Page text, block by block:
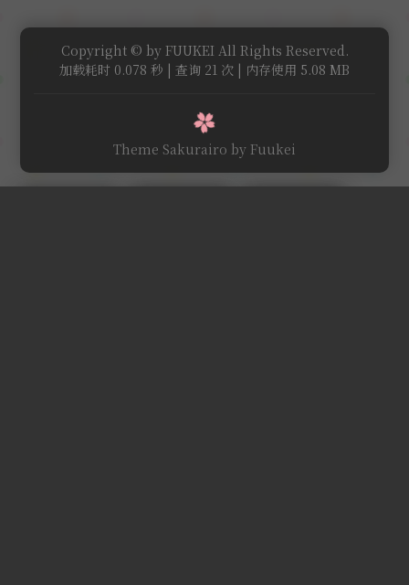
Copyright © by FUUKEI All Rights Reserved.
加载耗时 0.078 秒 | 查询 21 次 | 内存使用 5.08 MB
Theme Sakurairo by Fuukei